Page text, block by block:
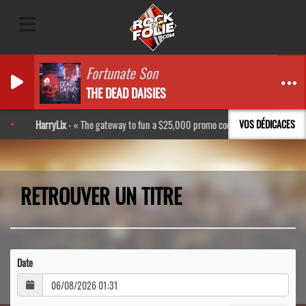
Fortunate Son
THE DEAD DAISIES
VOS DÉDICACES
HarryLix- The gateway to fun a $25,000 promo code http://bpl.kr/Rkxs
RETROUVER UN TITRE
Date